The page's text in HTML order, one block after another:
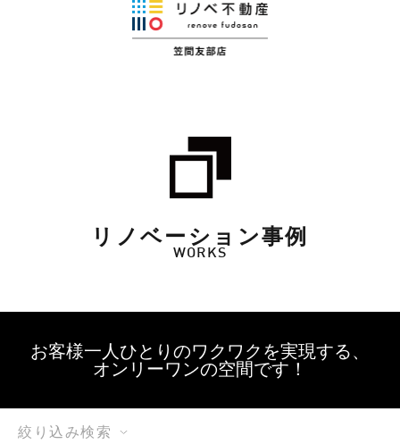
リノベーション事例
WORKS
お客様一人ひとりのワクワクを実現する、
オンリーワンの空間です！
絞り込み検索